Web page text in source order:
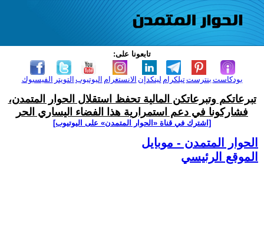
تابعونا على:
الفيسبوك التويتر اليوتيوب الانستغرام لينكدإن تيلكرامبنترست بودكاست
تبرعاتكم وتبرعاتكن المالية تحفظ استقلال الحوار المتمدن،
فشاركونا في دعم استمرارية هذا الفضاء اليساري الحر
[اشترك في قناة ‫«الحوار المتمدن» على اليوتيوب]
الحوار المتمدن - موبايل
الموقع الرئيسي